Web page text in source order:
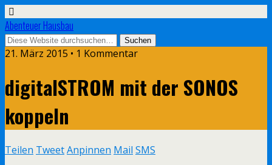
Abenteuer Hausbau
21. März 2015 • 1 Kommentar
digitalSTROM mit der SONOS
koppeln
Teilen TweetAnpinnen Mail SMS